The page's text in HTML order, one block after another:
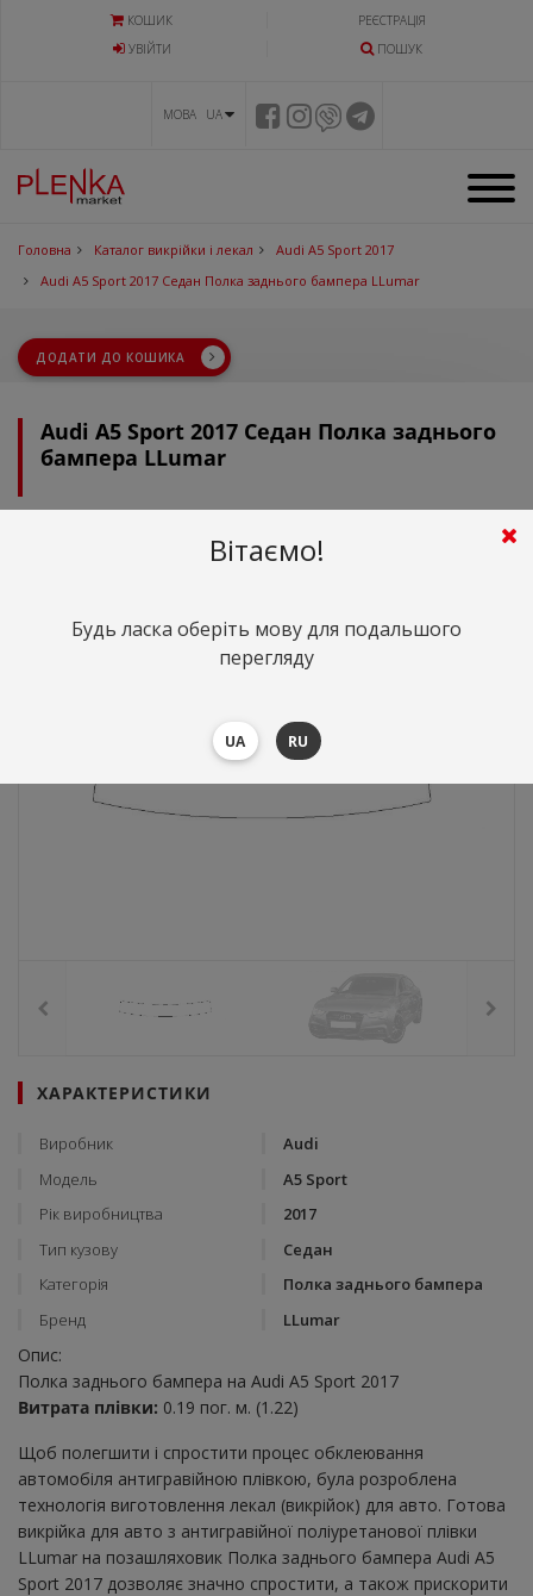
КОШИК
РЕЄСТРАЦІЯ
УВIЙТИ
ПОШУК
МОВА UA
Головна Каталог викрійки і лекал
Audi A5 Sport 2017
Audi A5 Sport 2017 Седан Полка заднього бампера LLumar
ДОДАТИ ДО КОШИКА
Audi A5 Sport 2017 Седан Полка заднього
бампера LLumar
грн.
ХАРАКТЕРИСТИКИ
Виробник
Audi
Модель
A5 Sport
Рік виробництва
2017
Тип кузову
Седан
Категорія
Полка заднього бампера
Бренд
LLumar
Опис:
Полка заднього бампера на Audi A5 Sport 2017
Витрата плівки: 0.19 пог. м. (1.22)
Щоб полегшити і спростити процес обклеювання
автомобіля антигравійною плівкою, була розроблена
технологія виготовлення лекал (викрійок) для авто. Готова
викрійка для авто з антигравійної поліуретанової плівки
LLumar на позашляховик Полка заднього бампера Audi A5
Sport 2017 дозволяє значно спростити, а також прискорити
Вітаємо!
Будь ласка оберіть мову для подальшого
перегляду
UA RU